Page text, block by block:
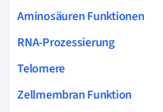
Aminosäuren Funktionen
RNA-Prozessierung
Telomere
Zellmembran Funktion